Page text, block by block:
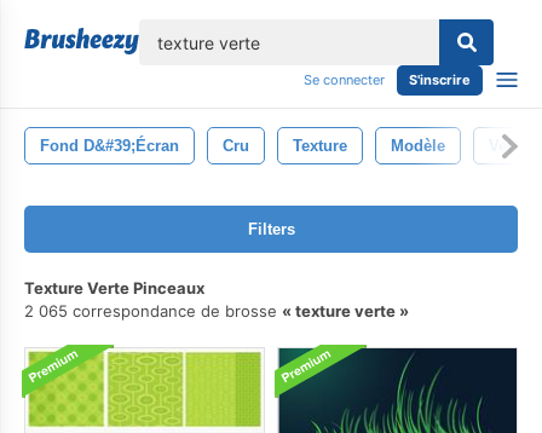
Se connecter S'inscrire
Fond D&#39;écran Cru Texture Modèle Vert
Filters
Texture Verte Pinceaux
2 065 correspondance de brosse
texture verte